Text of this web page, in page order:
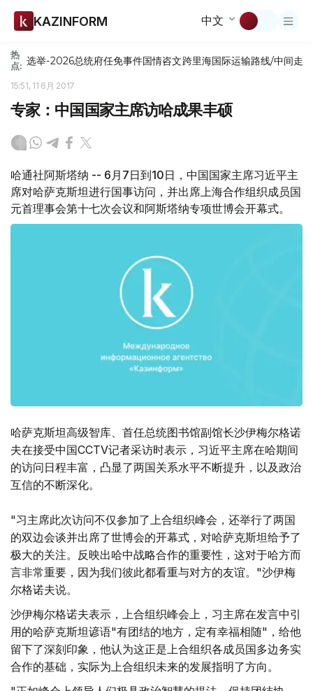
KAZINFORM 中文
热
点: 选举-2026总统府任免事件国情咨文跨里海国际运输路线/中间走廊
15:51, 11 6月 2017
专家：中国国家主席访哈成果丰硕
哈通社阿斯塔纳 -- 6月7日到10日，中国国家主席习近平主
席对哈萨克斯坦进行国事访问，并出席上海合作组织成员国
元首理事会第十七次会议和阿斯塔纳专项世博会开幕式。
哈萨克斯坦高级智库、首任总统图书馆副馆长沙伊梅尔格诺
夫在接受中国CCTV记者采访时表示，习近平主席在哈期间
的访问日程丰富，凸显了两国关系水平不断提升，以及政治
互信的不断深化。
"习主席此次访问不仅参加了上合组织峰会，还举行了两国
的双边会谈并出席了世博会的开幕式，对哈萨克斯坦给予了
极大的关注。反映出哈中战略合作的重要性，这对于哈方而
言非常重要，因为我们彼此都看重与对方的友谊。"沙伊梅
尔格诺夫说。
沙伊梅尔格诺夫表示，上合组织峰会上，习主席在发言中引
用的哈萨克斯坦谚语"有团结的地方，定有幸福相随"，给他
留下了深刻印象，他认为这正是上合组织各成员国多边务实
合作的基础，实际为上合组织未来的发展指明了方向。